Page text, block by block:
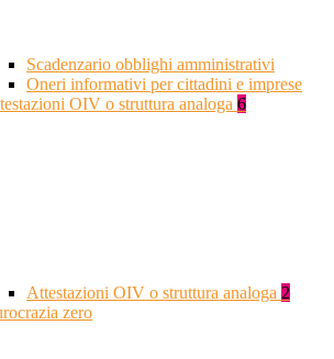
Scadenzario obblighi amministrativi
Oneri informativi per cittadini e imprese
OIV o struttura analoga 6
Attestazioni OIV o struttura analoga 2
zero